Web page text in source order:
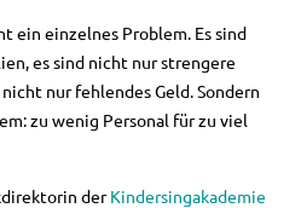
ein einzelnes Problem. Es sind
es sind nicht nur strengere
nur fehlendes Geld. Sondern
zu wenig Personal für zu viel
derKindersingakademie